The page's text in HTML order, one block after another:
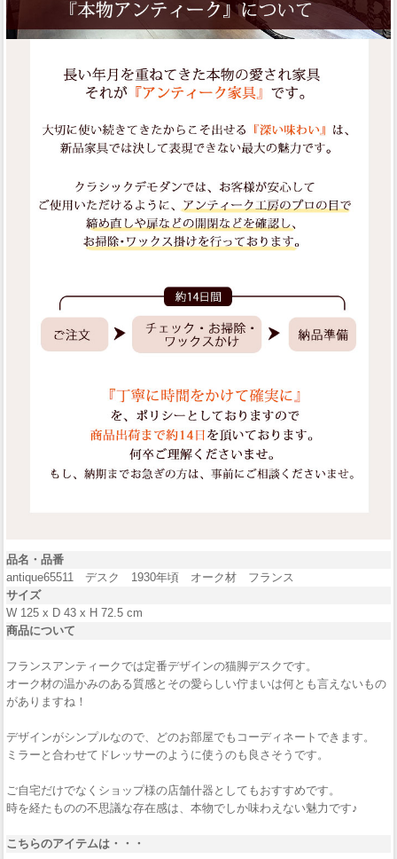
品名・品番
antique65511 デスク 1930年頃 オーク材 フランス
サイズ
W 125 x D 43 x H 72.5 cm
商品について
フランスアンティークでは定番デザインの猫脚デスクです。
オーク材の温かみのある質感とその愛らしい佇まいは何とも言えないもの
がありますね！
デザインがシンプルなので、どのお部屋でもコーディネートできます。
ミラーと合わせてドレッサーのように使うのも良さそうです。
ご自宅だけでなくショップ様の店舗什器としてもおすすめです。
時を経たものの不思議な存在感は、本物でしか味わえない魅力です♪
こちらのアイテムは・・・